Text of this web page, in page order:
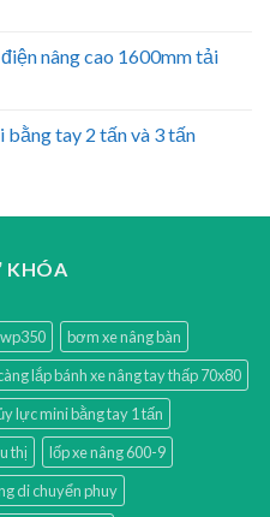
nâng cao 1600mm tải
bằng tay 2 tấn và 3 tấn
KHÓA
bơm xe nâng bàn
lắp bánh xe nâng tay thấp 70x80
lực mini bằng tay 1 tấn
thị
lốp xe nâng 600-9
di chuyển phuy